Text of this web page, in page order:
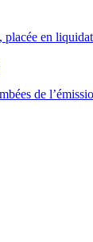
placée en
de